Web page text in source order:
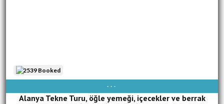
AVAIBLE EVERY DAY
Alanya Tekne Turu, öğle yemeği, içecekler ve berrak
2539 Booked